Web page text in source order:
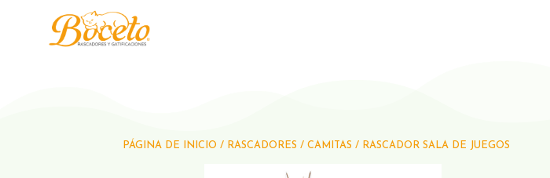
PÁGINA DE INICIO / RASCADORES / CAMITAS / RASCADOR SALA DE JUEGOS